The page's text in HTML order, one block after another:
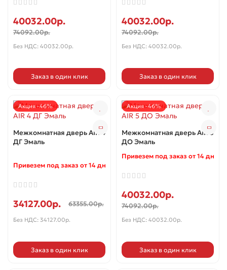
40032.00р.
74092.00р.
Без НДС: 40032.00р.
Заказ в один клик
40032.00р.
74092.00р.
Без НДС: 40032.00р.
Заказ в один клик
Акция -46%
Межкомнатная дверь AIR 4
ДГ Эмаль
Привезем под заказ от 14 дней ✓
34127.00р. 63355.00р.
Без НДС: 34127.00р.
Заказ в один клик
Акция -46%
Межкомнатная дверь AIR 5
ДО Эмаль
Привезем под заказ от 14 дней
40032.00р.
74092.00р.
Без НДС: 40032.00р.
Заказ в один клик